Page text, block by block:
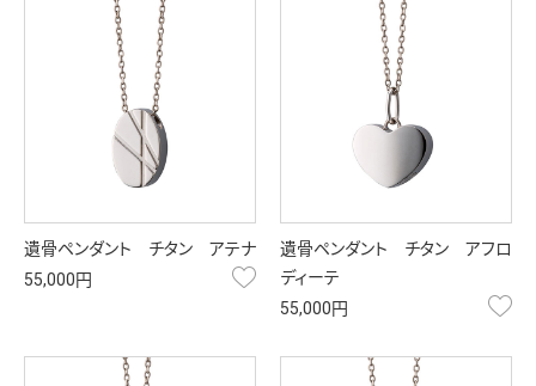
遺骨ペンダント チタン アテナ
55,000円
お気に入り
遺骨ペンダント チタン アフロ
ディーテ
55,000円